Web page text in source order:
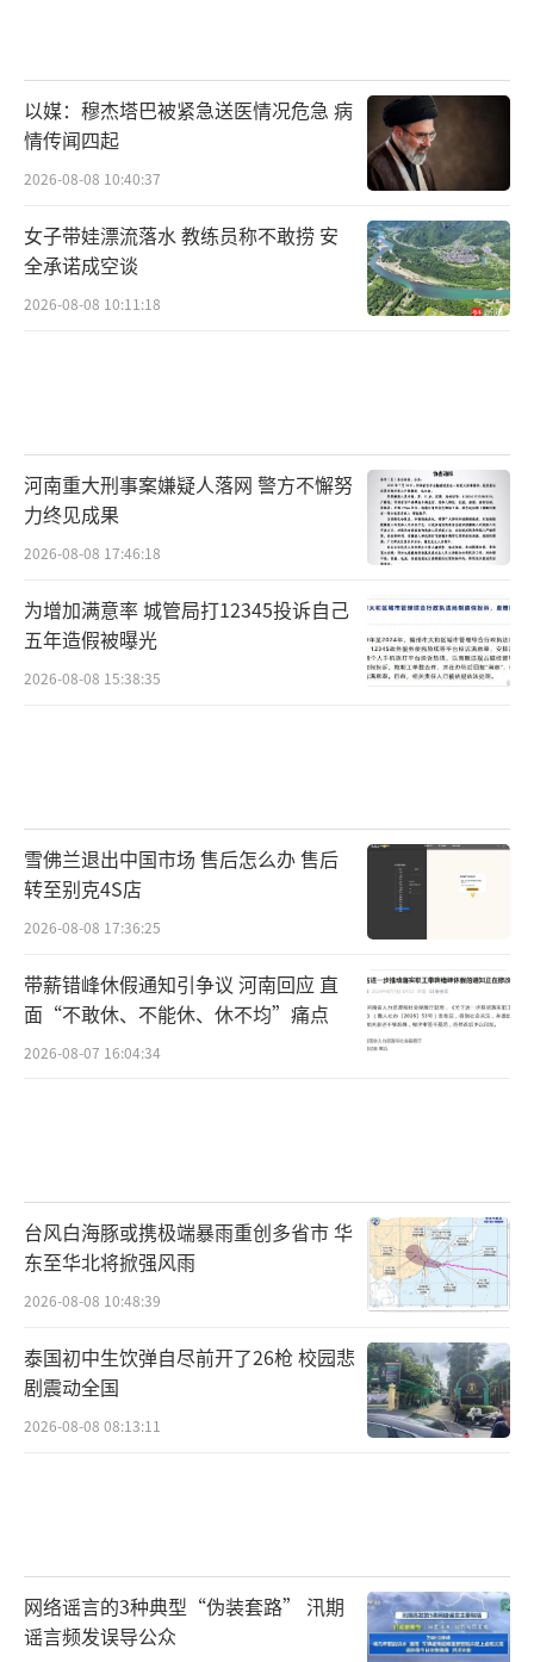
以媒：穆杰塔巴被紧急送医情况危急 病
情传闻四起
2026-08-08 10:40:37
女子带娃漂流落水 教练员称不敢捞 安
全承诺成空谈
2026-08-08 10:11:18
河南重大刑事案嫌疑人落网 警方不懈努
力终见成果
2026-08-08 17:46:18
为增加满意率 城管局打12345投诉自己
五年造假被曝光
2026-08-08 15:38:35
雪佛兰退出中国市场 售后怎么办 售后
转至别克4S店
2026-08-08 17:36:25
带薪错峰休假通知引争议 河南回应 直
面“不敢休、不能休、休不均”痛点
2026-08-07 16:04:34
台风白海豚或携极端暴雨重创多省市 华
东至华北将掀强风雨
2026-08-08 10:48:39
泰国初中生饮弹自尽前开了26枪 校园悲
剧震动全国
2026-08-08 08:13:11
网络谣言的3种典型“伪装套路” 汛期
谣言频发误导公众